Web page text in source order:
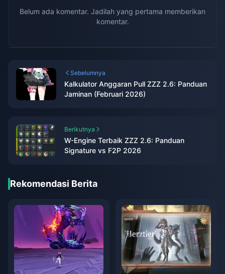
Belum ada komentar. Jadilah yang pertama memberikan
komentar.
Sebelumnya
Kalkulator Anggaran Pull ZZZ 2.6: Panduan
Jaminan (Februari 2026)
Berikutnya
W-Engine Terbaik ZZZ 2.6: Panduan
Signature vs F2P 2026
Rekomendasi Berita